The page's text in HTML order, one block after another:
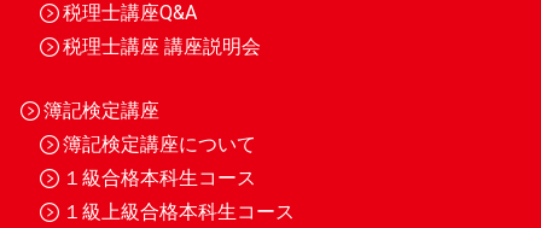
税理士講座Q&A
税理士講座 講座説明会
簿記検定講座
簿記検定講座について
１級合格本科生コース
１級上級合格本科生コース